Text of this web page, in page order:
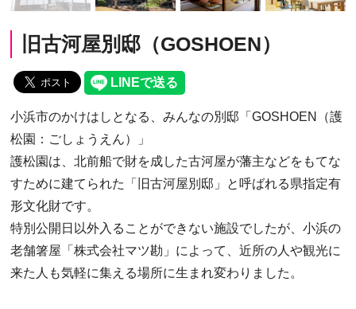
旧古河屋別邸（GOSHOEN）
小浜市のかけはしとなる、みんなの別邸「GOSHOEN（護
松園：ごしょうえん）」
護松園は、北前船で財を成した古河屋が藩主などをもてな
すために建てられた「旧古河屋別邸」と呼ばれる県指定有
形文化財です。
特別公開日以外入ることができない施設でしたが、小浜の
老舗箸屋「株式会社マツ勘」によって、近所の人や観光に
来た人も気軽に集える場所に生まれ変わりました。